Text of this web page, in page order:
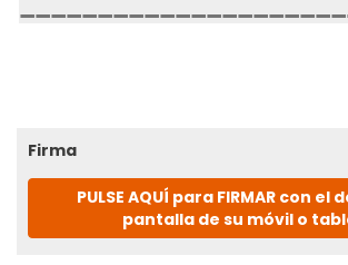
Firma
PULSE AQUÍ para FIRMAR con el
pantalla de su móvil o